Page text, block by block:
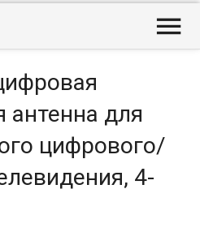

антенна для
цифрового/
4-